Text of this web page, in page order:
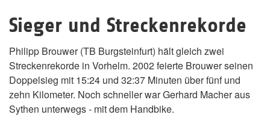
Sieger und Streckenrekorde
Philipp Brouwer (TB Burgsteinfurt) hält gleich zwei
Streckenrekorde in Vorhelm. 2002 feierte Brouwer seinen
Doppelsieg mit 15:24 und 32:37 Minuten über fünf und
zehn Kilometer. Noch schneller war Gerhard Macher aus
Sythen unterwegs - mit dem Handbike.